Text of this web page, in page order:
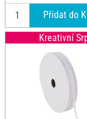
Přidat do
Kreativní